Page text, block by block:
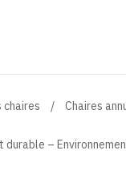
chaires Chaires
durable –